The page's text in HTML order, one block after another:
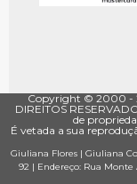
Copyright © 2000 -
DIREITOS
de
É vetada a sua
Giuliana Flores | Giuliana
92 | Endereço: Rua Monte